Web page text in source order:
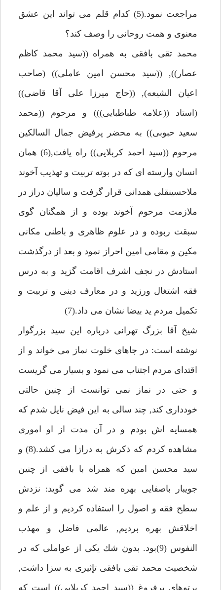
مراجعت نمود.(5) كدام قلم مى تواند اين عشق
معنوى و همت روحانى را وصف كند؟
محمد تقى بافقى به همراه ((سيد محمد كاظم
عصار)), ((سيد محسن امين عاملى)) (صاحب
اعيان الشيعه), ((حاج ميرزا على آقا قاضى))
(استاد ((علامه طباطبايى))) و مرحوم ((محمد
سعيد حبوبى)) به محضر پرفيض جمال السالكين
مرحوم ((سيد احمد كربلايى)) راه يافت,(6) همان
انسان وارسته اى كه در بوته تربيت و تهذيب آخوند
ملاحسينقلى همدانى قرار گرفت و ساليان دراز در
ملازمت مرحوم آخوند بوده و از همگنان گوى
سبقت ربوده و در علوم ظاهرى و باطنى مكانى
مكين و مقامى امين احراز نمود و بعد از درگذشت
استادش در نجف اشرف اقامت گزيد و به درس
فقه اشتغال ورزيد و در معارف دينى و تربيت و
تكميل مردم يد بيضا نشان مى داد.(7)
شيخ آقا بزرگ تهرانى درباره اين سيد بزرگوار
نوشته است: در جاهاى خلوت نماز مى خواند و از
اقتداى مردم اجتناب مى نمود و بسيار مى گريست
و حتى در نماز نمى توانست از چنين حالتى
خوددارى كند, چند سالى به اين فيض نايل شدم كه
همسايه اش بودم و در آن مدت از او امورى
مشاهده كردم كه ذكرش به درازا مى كشد.(8) و
سيد محسن امين كه همراه با بافقى از چنين
جويبار باصفايى بهره مند شد مى گويد: نزدش
سطح فقه و اصول را استفاده كرديم و از علم و
اخلاقش بهره برديم, عالمى فاضل و مهذب
النفوس (9)بود. بدون شك يكى از عواملى كه در
شخصيت محمد تقى بافقى تإثيرى به سزا داشت,
پرتوهاى پرفروغ ((سيد احمد كربلايى)) است كه